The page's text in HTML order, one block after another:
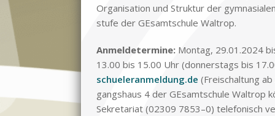
Or­ga­ni­sa­ti­on und Struk­tur der
stu­fe der GE­samt­schu­le Wal­trop.
An­mel­de­ter­mi­ne: Mon­tag, 29.01.2024
13.00 bis 15.00 Uhr (don­ners­tags bis
schueleranmeldung.de (Frei­schal­tung
gangs­haus 4 der GE­samt­schu­le Wal­trop
Se­kre­ta­ri­at (02309 7853–0) te­le­fo­nisch